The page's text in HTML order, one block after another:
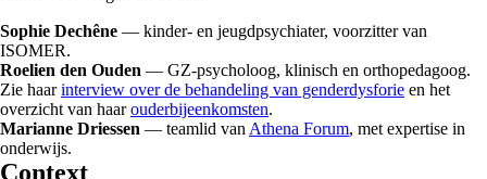
Sophie Dechêne — kinder- en jeugdpsychiater, voorzitter van
ISOMER.
Roelien den Ouden — GZ-psycholoog, klinisch en orthopedagoog.
Zie haarinterview over de behandeling van genderdysforie en het
overzicht van haarouderbijeenkomsten.
Marianne Driessen — teamlid van Athena Forum, met expertise in
onderwijs.
Context